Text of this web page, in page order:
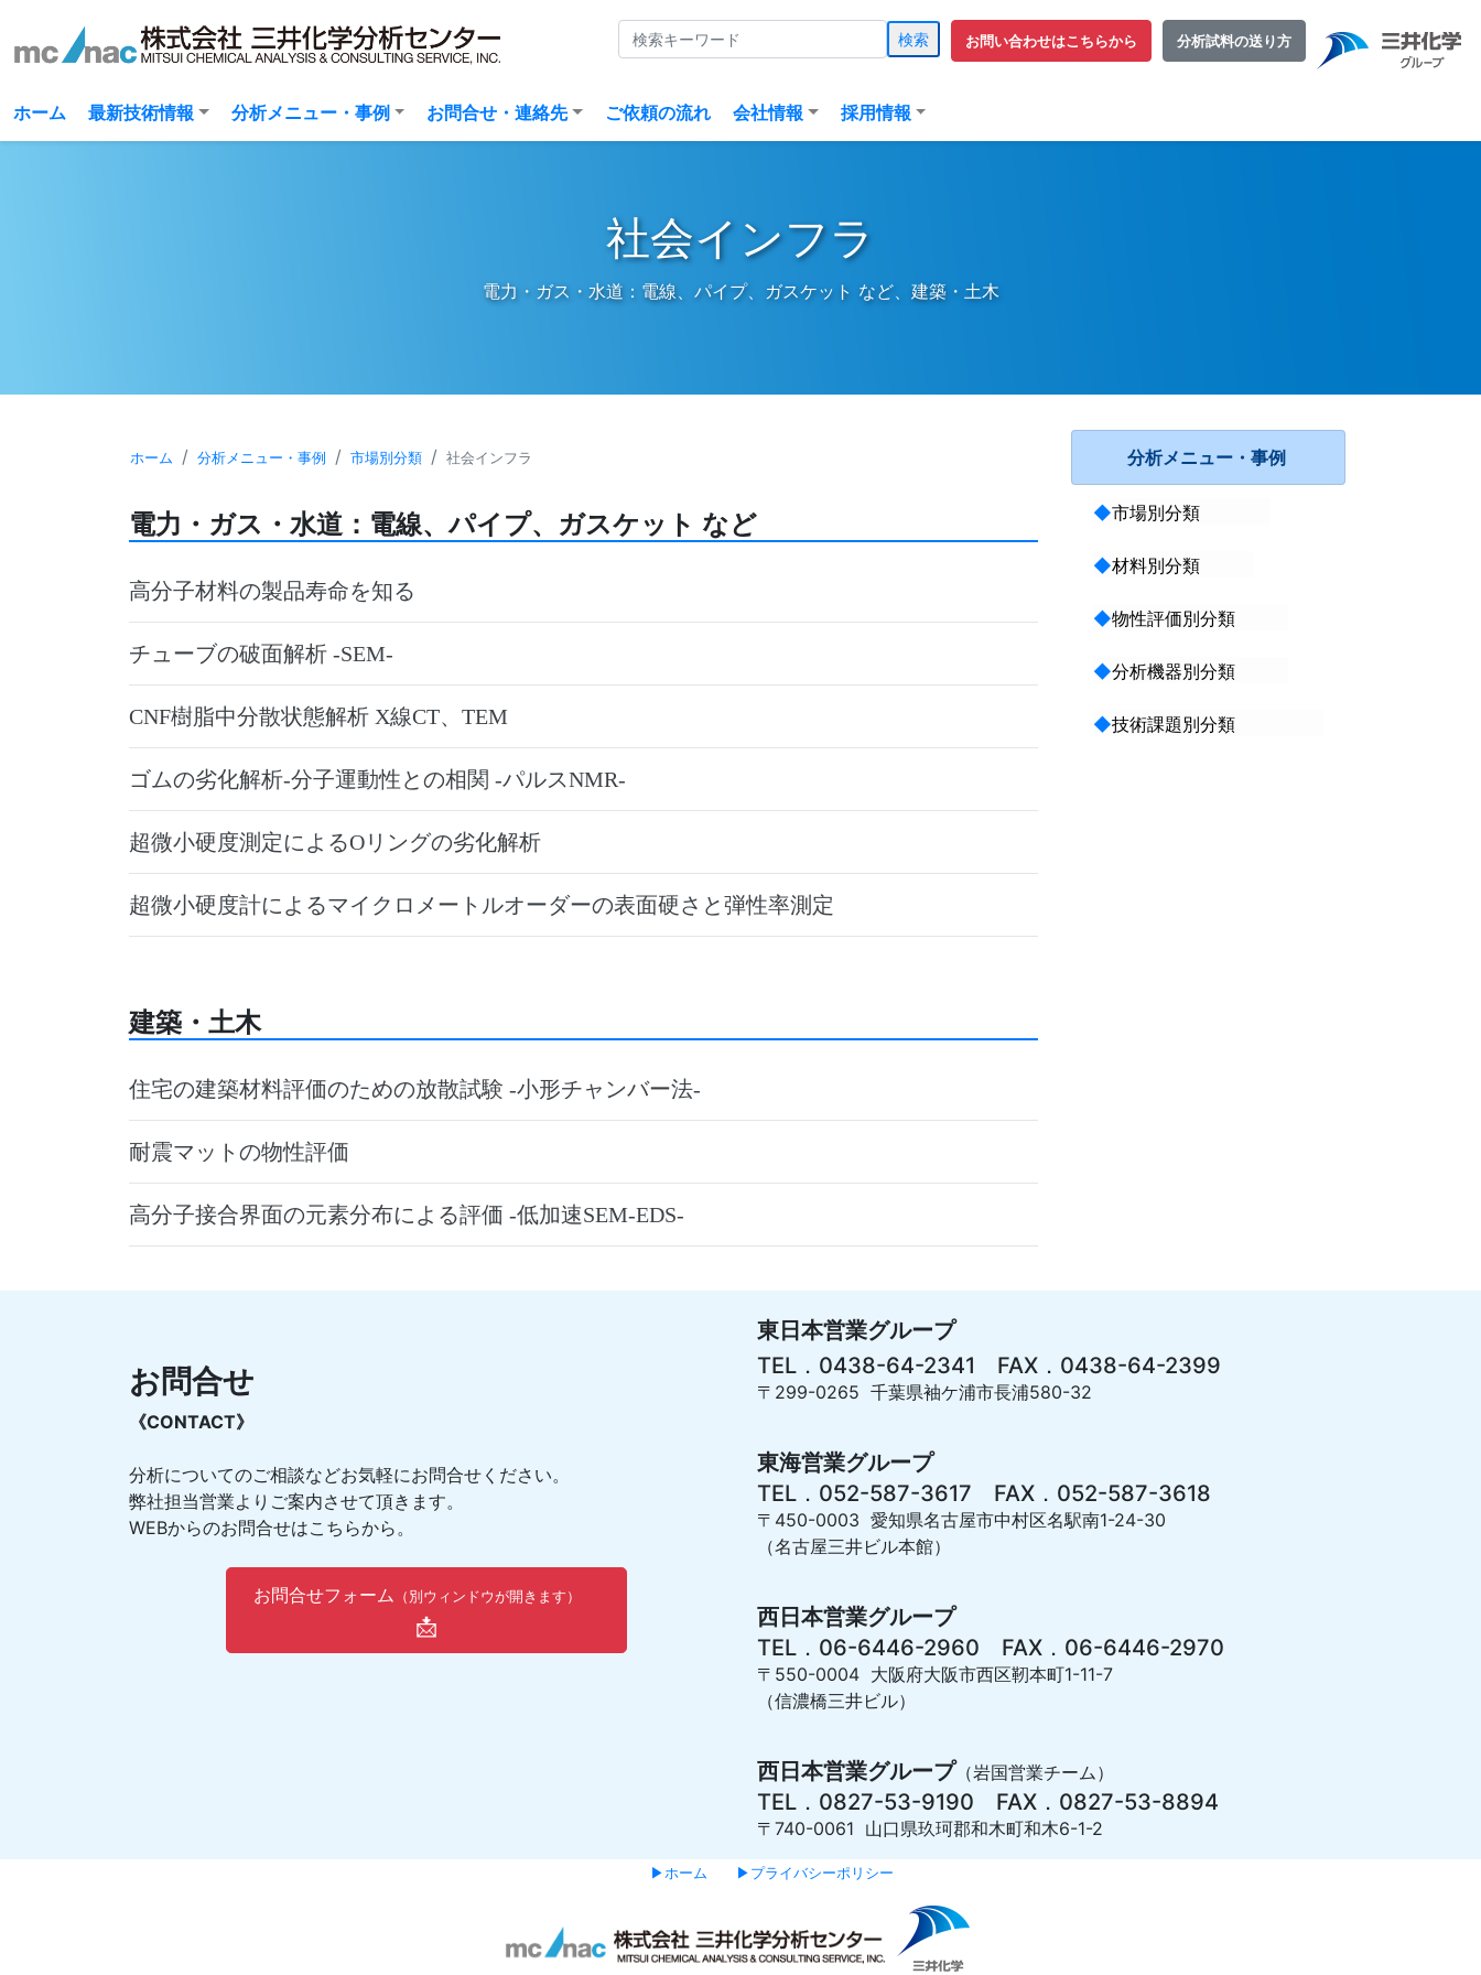
検索 お問い合わせはこちらから 分析試料の送り方
ホーム (current)
最新技術情報 分析メニュー・事例 お問合せ・連絡先 ご依頼の流れ(current)
会社情報 採用情報
社会インフラ
電力・ガス・水道：電線、パイプ、ガスケット など、建築・土木
ホーム 分析メニュー・事例 市場別分類 社会インフラ
電力・ガス・水道：電線、パイプ、ガスケット など
高分子材料の製品寿命を知る
チューブの破面解析 -SEM-
CNF樹脂中分散状態解析 X線CT、TEM
ゴムの劣化解析-分子運動性との相関 -パルスNMR-
超微小硬度測定によるOリングの劣化解析
超微小硬度計によるマイクロメートルオーダーの表面硬さと弾性率測定
建築・土木
住宅の建築材料評価のための放散試験 -小形チャンバー法-
耐震マットの物性評価
高分子接合界面の元素分布による評価 -低加速SEM-EDS-
分析メニュー・事例
◆市場別分類
◆材料別分類
◆物性評価別分類
◆分析機器別分類
◆技術課題別分類
お問合せ
《CONTACT》
分析についてのご相談などお気軽にお問合せください。
弊社担当営業よりご案内させて頂きます。
WEBからのお問合せはこちらから。
お問合せフォーム （別ウィンドウが開きます）
📩
東日本営業グループ
TEL．0438-64-2341 FAX．0438-64-2399
〒299-0265 千葉県袖ケ浦市長浦580-32
東海営業グループ
TEL．052-587-3617 FAX．052-587-3618
〒450-0003 愛知県名古屋市中村区名駅南1-24-30
（名古屋三井ビル本館）
西日本営業グループ
TEL．06-6446-2960 FAX．06-6446-2970
〒550-0004 大阪府大阪市西区靭本町1-11-7
（信濃橋三井ビル）
西日本営業グループ （岩国営業チーム）
TEL．0827-53-9190 FAX．0827-53-8894
〒740-0061 山口県玖珂郡和木町和木6-1-2
▶ホーム ▶プライバシーポリシー